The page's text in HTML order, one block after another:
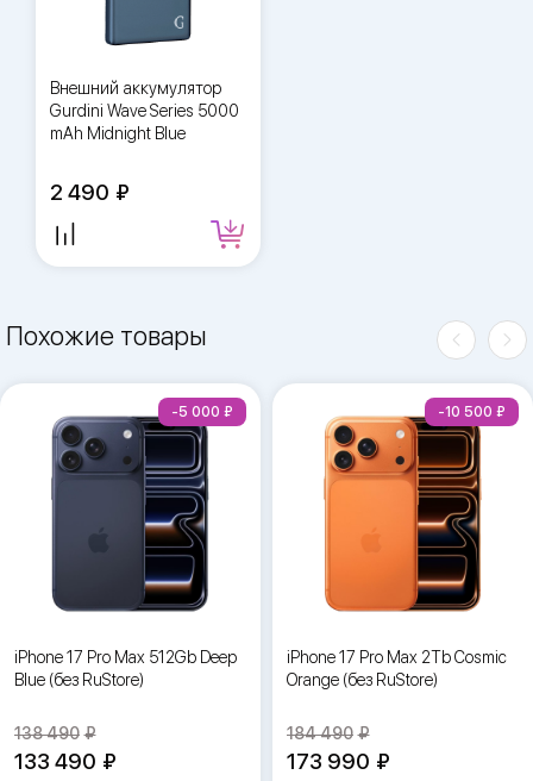
Внешний аккумулятор
Gurdini Wave Series 5000
mAh Midnight Blue
2 490
Похожие товары
iPhone 17 Pro Max 512Gb Deep
Blue (без RuStore)
138 490
133 490
-5 000
iPhone 17 Pro Max 2Tb Cosmic
Orange (без RuStore)
184 490
173 990
-10 500